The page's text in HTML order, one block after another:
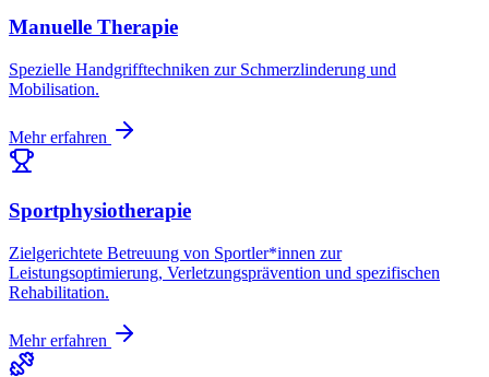
Manuelle Therapie
Spezielle Handgrifftechniken zur Schmerzlinderung und
Mobilisation.
Mehr erfahren
Sportphysiotherapie
Zielgerichtete Betreuung von Sportler*innen zur
Leistungsoptimierung, Verletzungsprävention und spezifischen
Rehabilitation.
Mehr erfahren